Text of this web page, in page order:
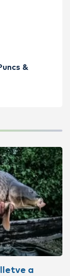
&
a